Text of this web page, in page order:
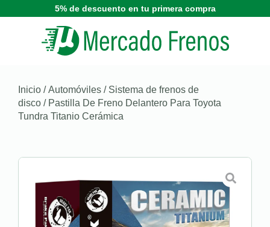
5% de descuento en tu primera compra
Inicio /Automóviles / Sistema de frenos de
disco / Pastilla De Freno Delantero Para Toyota
Tundra Titanio Cerámica